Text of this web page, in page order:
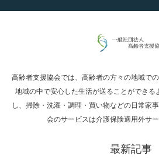
通常投稿
Hello world!
究極的に実用性を
高齢者支援協会では、高齢者の方々の地域で
地域の中で安心した生活が送ることができる
し、掃除・洗濯・調理・買い物などの日常家
会のサービスは介護保険適用外サー
最新記事